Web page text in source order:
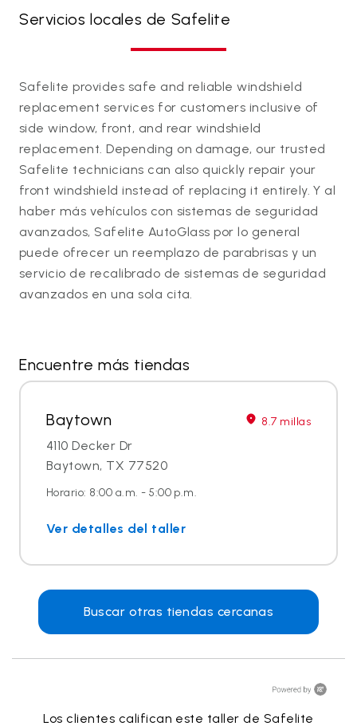
Servicios locales de Safelite
Safelite provides safe and reliable windshield
replacement services for customers inclusive of
side window, front, and rear windshield
replacement. Depending on damage, our trusted
Safelite technicians can also quickly repair your
front windshield instead of replacing it entirely. Y al
haber más vehículos con sistemas de seguridad
avanzados, Safelite AutoGlass por lo general
puede ofrecer un reemplazo de parabrisas y un
servicio de recalibrado de sistemas de seguridad
avanzados en una sola cita.
Encuentre más tiendas
Baytown 8.7 millas
4110 Decker Dr
Baytown, TX 77520
Horario: 8:00 a.m. - 5:00 p.m.
Ver detalles del taller
Buscar otras tiendas cercanas
Los clientes califican este taller de Safelite